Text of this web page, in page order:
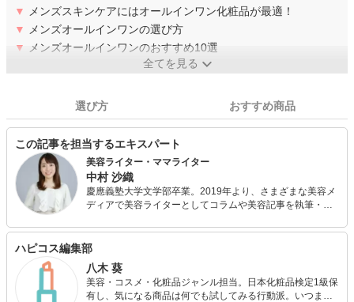
▼
メンズスキンケアにはオールインワン化粧品が最適！
▼
メンズオールインワンの選び方
▼
メンズオールインワンのおすすめ10選
全てを見る
選び方 おすすめ商品
この記事を担当するエキスパート
美容ライター・ママライター
中村 沙織
慶應義塾大学文学部卒業。2019年より、さまざまな美容メ
ディアで美容ライターとしてコラムや美容記事を執筆・連
専門家として、美容記事の監修にも携わっています。さら
に、自身で美容サイトを運営し、自身の経験をもとにした
ています。
ハピコス編集部
八木 葵
美容・コスメ・化粧品ジャンル担当。日本化粧品検定1級保
有し、気になる商品は何でも試してみる行動派。いつまで